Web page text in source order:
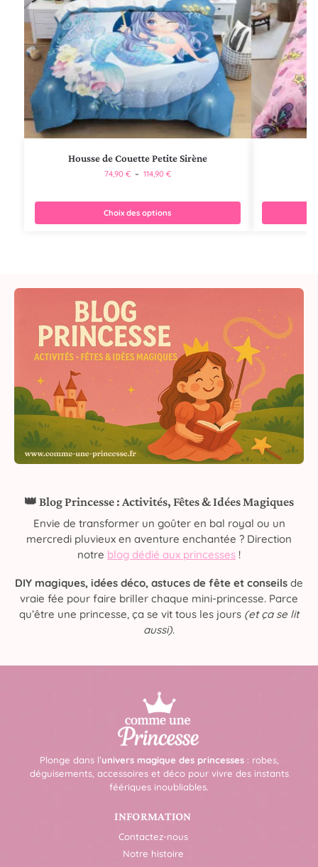
Housse de Couette Petite Sirène
74,90 € – 114,90 €
Choix des options
👑 Blog Princesse : Activités, Fêtes & Idées Magiques
Envie de transformer un goûter en bal royal ou un
mercredi pluvieux en aventure enchantée ? Direction
notre blog dédié aux princesses !
DIY magiques, idées déco, astuces de fête et conseils de
vraie fée pour faire briller chaque mini-princesse. Parce
qu’être une princesse, ça se vit tous les jours (et ça se lit
aussi).
Plonge dans l’univers magique des princesses: robes,
déguisements, accessoires et déco pour vivre des instants
féériques inoubliables.
INFORMATION
Contactez-nous
Notre histoire